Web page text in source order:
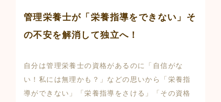
管理栄養士が「栄養指導をできない」そ
の不安を解消して独立へ！
自分は管理栄養士の資格があるのに「自信がな
い！私には無理かも？」などの思いから「栄養指
導ができない」「栄養指導をさける」「その資格